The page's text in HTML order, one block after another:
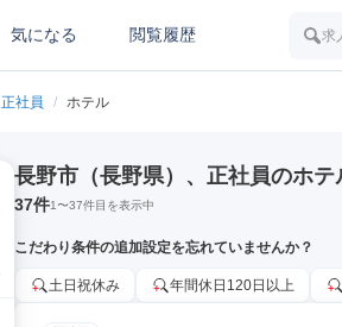
気になる 閲覧履歴 求
正社員 / ホテル
長野市（長野県）、正社員のホ
37件1〜37件目を表示中
こだわり条件の追加設定を忘れていませんか？
土日祝休み 年間休日120日以上